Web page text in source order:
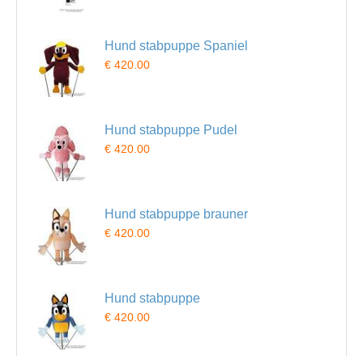
Hund stabpuppe Spaniel
€ 420.00
Hund stabpuppe Pudel
€ 420.00
Hund stabpuppe brauner
€ 420.00
Hund stabpuppe
€ 420.00